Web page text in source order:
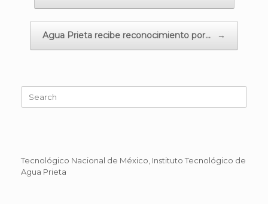
Agua Prieta recibe reconocimiento por… →
for:
Tecnológico Nacional de México, Instituto Tecnológico de
Agua Prieta